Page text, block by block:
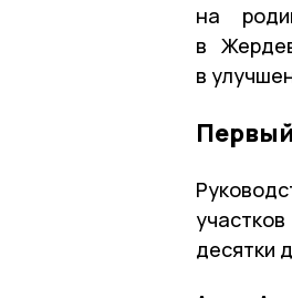
на
в
в
десятки